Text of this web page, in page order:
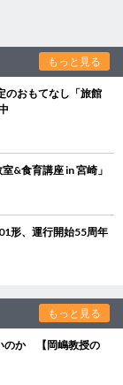
もっと見る
のおもてなし「旅館
&食育講座 in 宮崎」
形、運行開始55周年
もっと見る
のか 【岡嶋教授の